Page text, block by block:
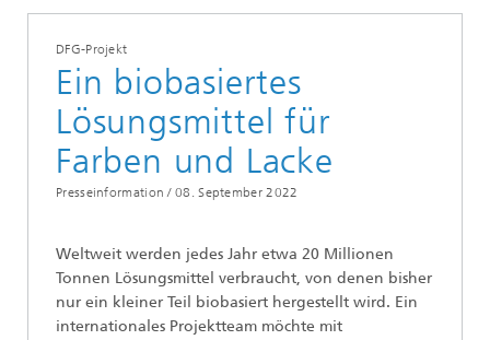
DFG-Projekt
Ein biobasiertes
Lösungsmittel für
Farben und Lacke
Presseinformation / 08. September 2022
Weltweit werden jedes Jahr etwa 20 Millionen
Tonnen Lösungsmittel verbraucht, von denen bisher
nur ein kleiner Teil biobasiert hergestellt wird. Ein
internationales Projektteam möchte mit